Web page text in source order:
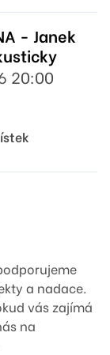
- Janek
20:00
a nadace.
vás zajímá
na